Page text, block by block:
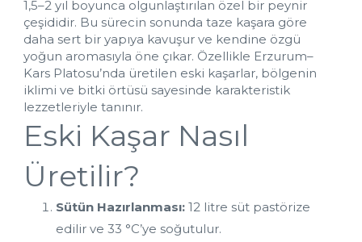
1,5–2 yıl boyunca olgunlaştırılan özel bir peynir
çeşididir. Bu sürecin sonunda taze kaşara göre
daha sert bir yapıya kavuşur ve kendine özgü
yoğun aromasıyla öne çıkar. Özellikle Erzurum–
Kars Platosu’nda üretilen eski kaşarlar, bölgenin
iklimi ve bitki örtüsü sayesinde karakteristik
lezzetleriyle tanınır.
Eski Kaşar Nasıl
Üretilir?
Sütün Hazırlanması: 12 litre süt pastörize
edilir ve 33 °C’ye soğutulur.